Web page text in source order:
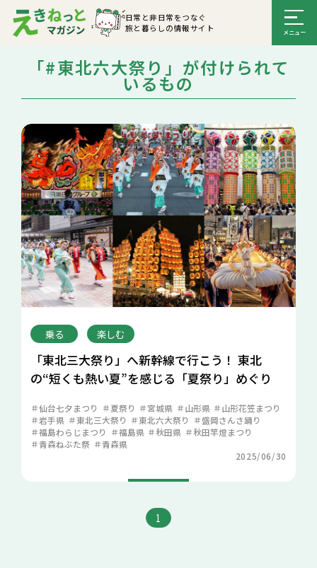
日常と非日常をつなぐ
旅と暮らしの情報サイト
「#東北六大祭り」が付けられて
いるもの
乗る 楽しむ
「東北三大祭り」へ新幹線で行こう！ 東北
の“短くも熱い夏”を感じる「夏祭り」めぐり
仙台七夕まつり 夏祭り 宮城県 山形県
山形花笠まつり
岩手県
東北三大祭り 東北六大祭り
盛岡さんさ踊り
福島わらじまつり
福島県 秋田県
秋田竿燈まつり
青森ねぶた祭
青森県
2025/06/30
1